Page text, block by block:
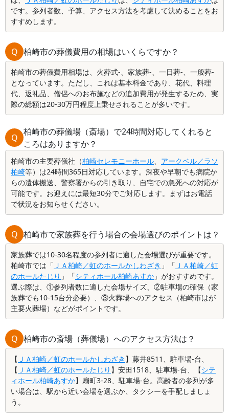
です。参列者数、予算、アクセス方法を考慮して決めることをお
すすめします。
Q 柏崎市の葬儀費用の相場はいくらですか？
柏崎市の葬儀費用相場は、火葬式-、家族葬-、一日葬-、一般葬-
となっています。ただし、これは基本料金であり、花代、料理
代、返礼品、僧侶へのお布施などの追加費用が発生するため、実
際の総額は20-30万円程度上乗せされることが多いです。
Q
柏崎市の葬儀場（斎場）で24時間対応してくれると
ころはありますか？
柏崎市の主要葬儀社（柏崎セレモニーホール、 アークベル／ラソ
柏崎等）は24時間365日対応しています。深夜や早朝でも病院か
らの遺体搬送、警察署からの引き取り、自宅での急死への対応が
可能です。お迎えには最短30分でご対応します。まずはお電話
で状況をお知らせください。
Q 柏崎市で家族葬を行う場合の会場選びのポイントは？
家族葬では10-30名程度の参列者に適した会場選びが重要です。
柏崎市では「 ＪＡ柏崎／虹のホールかしわざき 」「 ＪＡ柏崎／虹
のホールたじり 」「シティホール柏崎あすか 」がおすすめです。
選ぶ際は、①参列者数に適した会場サイズ、②駐車場の確保（家
族葬でも10-15台分必要）、③火葬場へのアクセス（柏崎市はが
主要火葬場）などがポイントです。
Q 柏崎市の斎場（葬儀場）へのアクセス方法は？
【 ＪＡ柏崎／虹のホールかしわざき 】藤井8511、駐車場-台、
【 ＪＡ柏崎／虹のホールたじり 】安田1518、駐車場-台、【シテ
ィホール柏崎あすか】扇町3-28、駐車場-台。高齢者の参列が多
い場合は、駅から近い会場を選ぶか、タクシーを手配しましょ
う。